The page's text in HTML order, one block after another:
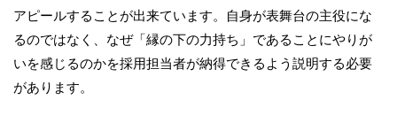
アピールすることが出来ています。自身が表舞台の主役にな
るのではなく、なぜ「縁の下の力持ち」であることにやりが
いを感じるのかを採用担当者が納得できるよう説明する必要
があります。